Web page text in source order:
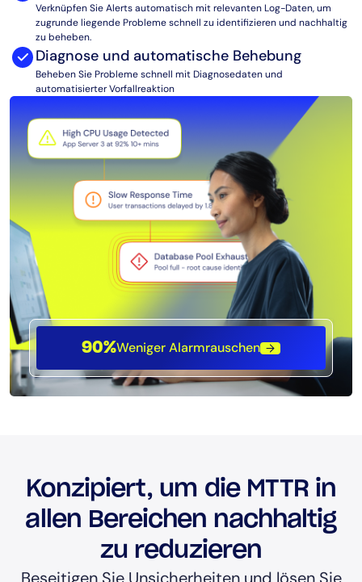
Verknüpfen Sie Alerts automatisch mit relevanten Log-Daten, um
zugrunde liegende Probleme schnell zu identifizieren und nachhaltig
zu beheben.
Diagnose und automatische Behebung
Beheben Sie Probleme schnell mit Diagnosedaten und
automatisierter Vorfallreaktion
90%Weniger Alarmrauschen
Konzipiert, um die MTTR in
allen Bereichen nachhaltig
zu reduzieren